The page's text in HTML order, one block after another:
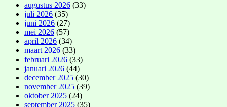
augustus 2026 (33)
juli 2026 (35)
juni 2026 (27)
mei 2026 (57)
april 2026 (34)
maart 2026 (33)
februari 2026 (33)
januari 2026 (44)
december 2025 (30)
november 2025 (39)
oktober 2025 (24)
september 2025 (35)